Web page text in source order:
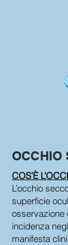
OCCHIO
COS’È
L’occhio
superficie
osservazione
incidenza
manifesta